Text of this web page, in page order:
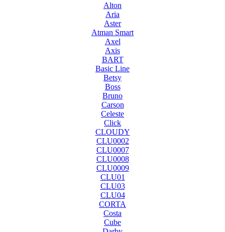
Alton
Aria
Aster
Atman Smart
Axel
Axis
BART
Basic Line
Betsy
Boss
Bruno
Carson
Celeste
Click
CLOUDY
CLU0002
CLU0007
CLU0008
CLU0009
CLU01
CLU03
CLU04
CORTA
Costa
Cube